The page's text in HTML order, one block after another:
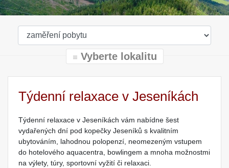
Vyberte lokalitu
Týdenní relaxace v Jeseníkách
Týdenní relaxace v Jeseníkách vám nabídne šest
vydařených dní pod kopečky Jeseníků s kvalitním
ubytováním, lahodnou polopenzí, neomezeným vstupem
do hotelového aquacentra, bowlingem a mnoha možnostmi
na výlety, túry, sportovní vyžití či relaxaci.